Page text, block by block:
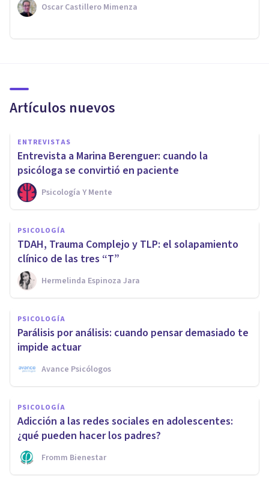
Oscar Castillero Mimenza
Artículos nuevos
ENTREVISTAS
Entrevista a Marina Berenguer: cuando la
psicóloga se convirtió en paciente
Psicología Y Mente
PSICOLOGÍA
TDAH, Trauma Complejo y TLP: el solapamiento
clínico de las tres “T”
Hermelinda Espinoza Jara
PSICOLOGÍA
Parálisis por análisis: cuando pensar demasiado te
impide actuar
Avance Psicólogos
PSICOLOGÍA
Adicción a las redes sociales en adolescentes:
¿qué pueden hacer los padres?
Fromm Bienestar